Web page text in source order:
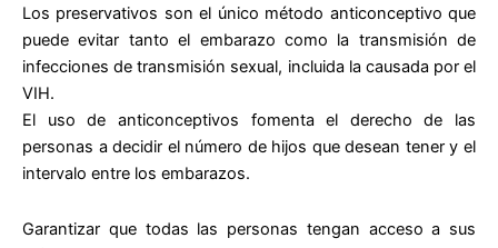
Los preservativos son el único método anticonceptivo que
puede evitar tanto el embarazo como la transmisión de
infecciones de transmisión sexual, incluida la causada por el
VIH.
El uso de anticonceptivos fomenta el derecho de las
personas a decidir el número de hijos que desean tener y el
intervalo entre los embarazos.
Garantizar que todas las personas tengan acceso a sus